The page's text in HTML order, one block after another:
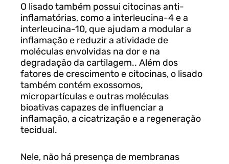
O lisado também possui citocinas anti-
inflamatórias, como a interleucina-4 e a
interleucina-10, que ajudam a modular a
inflamação e reduzir a atividade de
moléculas envolvidas na dor e na
degradação da cartilagem.. Além dos
fatores de crescimento e citocinas, o lisado
também contém exossomos,
micropartículas e outras moléculas
bioativas capazes de influenciar a
inflamação, a cicatrização e a regeneração
tecidual.
Nele, não há presença de membranas